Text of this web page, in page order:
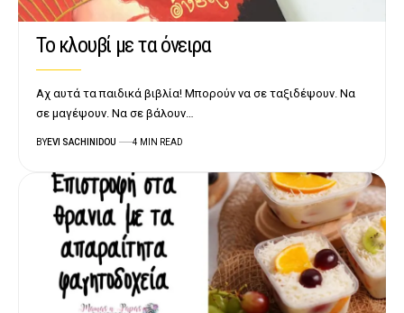
Το κλουβί με τα όνειρα
Αχ αυτά τα παιδικά βιβλία! Μπορούν να σε ταξιδέψουν. Να
σε μαγέψουν. Να σε βάλουν…
BYEVI SACHINIDOU 4 MIN READ